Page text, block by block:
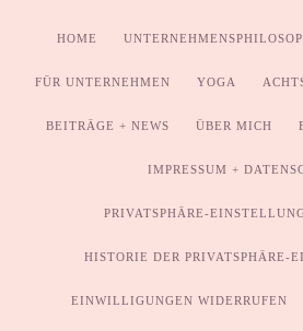
HOME
FÜR UNTERNEHMEN YOGA
BEITRÄGE + NEWS ÜBER MICH
IMPRESSUM +
PRIVATSPHÄRE-
HISTORIE DER PRIVATSPHÄRE-
EINWILLIGUNGEN WIDERRUFEN